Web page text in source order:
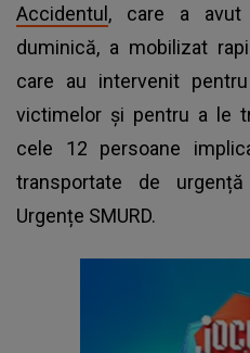
Accidentul, care a
duminică, a mobilizat
care au intervenit
victimelor și pentru a le
cele 12 persoane
transportate de
Urgențe SMURD.